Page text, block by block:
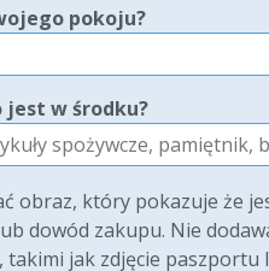
pokoju?
jest w środku?
obraz, który pokazuje że
dowód zakupu. Nie
jak zdjęcie paszportu